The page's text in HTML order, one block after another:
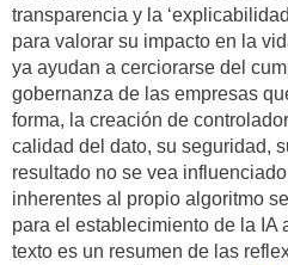
transparencia y la
para valorar su impacto en la
ya ayudan a cerciorarse del
gobernanza de las empresas
forma, la creación de
calidad del dato, su seguridad,
resultado no se vea
inherentes al propio algoritmo
para el establecimiento de la IA
texto es un resumen de las